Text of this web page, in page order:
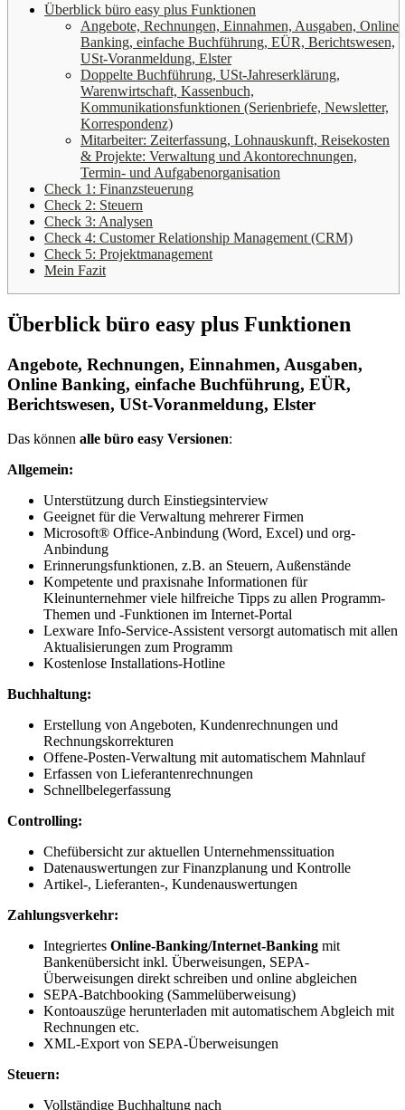
Überblick büro easy plus Funktionen
Angebote, Rechnungen, Einnahmen, Ausgaben, Online
Banking, einfache Buchführung, EÜR, Berichtswesen,
USt-Voranmeldung, Elster
Doppelte Buchführung, USt-Jahreserklärung,
Warenwirtschaft, Kassenbuch,
Kommunikationsfunktionen (Serienbriefe, Newsletter,
Korrespondenz)
Mitarbeiter: Zeiterfassung, Lohnauskunft, Reisekosten
& Projekte: Verwaltung und Akontorechnungen,
Termin- und Aufgabenorganisation
Check 1: Finanzsteuerung
Check 2: Steuern
Check 3: Analysen
Check 4: Customer Relationship Management (CRM)
Check 5: Projektmanagement
Mein Fazit
Überblick büro easy plus Funktionen
Angebote, Rechnungen, Einnahmen, Ausgaben,
Online Banking, einfache Buchführung, EÜR,
Berichtswesen, USt-Voranmeldung, Elster
Das können alle büro easy Versionen:
Allgemein:
Unterstützung durch Einstiegsinterview
Geeignet für die Verwaltung mehrerer Firmen
Microsoft® Office-Anbindung (Word, Excel) und org-
Anbindung
Erinnerungsfunktionen, z.B. an Steuern, Außenstände
Kompetente und praxisnahe Informationen für
Kleinunternehmer viele hilfreiche Tipps zu allen Programm-
Themen und -Funktionen im Internet-Portal
Lexware Info-Service-Assistent versorgt automatisch mit allen
Aktualisierungen zum Programm
Kostenlose Installations-Hotline
Buchhaltung:
Erstellung von Angeboten, Kundenrechnungen und
Rechnungskorrekturen
Offene-Posten-Verwaltung mit automatischem Mahnlauf
Erfassen von Lieferantenrechnungen
Schnellbelegerfassung
Controlling:
Chefübersicht zur aktuellen Unternehmenssituation
Datenauswertungen zur Finanzplanung und Kontrolle
Artikel-, Lieferanten-, Kundenauswertungen
Zahlungsverkehr:
Integriertes Online-Banking/Internet-Banking mit
Bankenübersicht inkl. Überweisungen, SEPA-
Überweisungen direkt schreiben und online abgleichen
SEPA-Batchbooking (Sammelüberweisung)
Kontoauszüge herunterladen mit automatischem Abgleich mit
Rechnungen etc.
XML-Export von SEPA-Überweisungen
Steuern:
Vollständige Buchhaltung nach